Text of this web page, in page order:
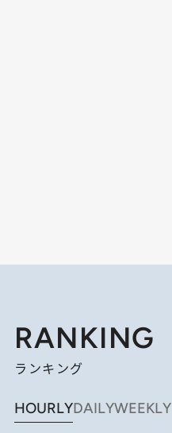
RANKING
ランキング
HOURLYDAILYWEEKLY